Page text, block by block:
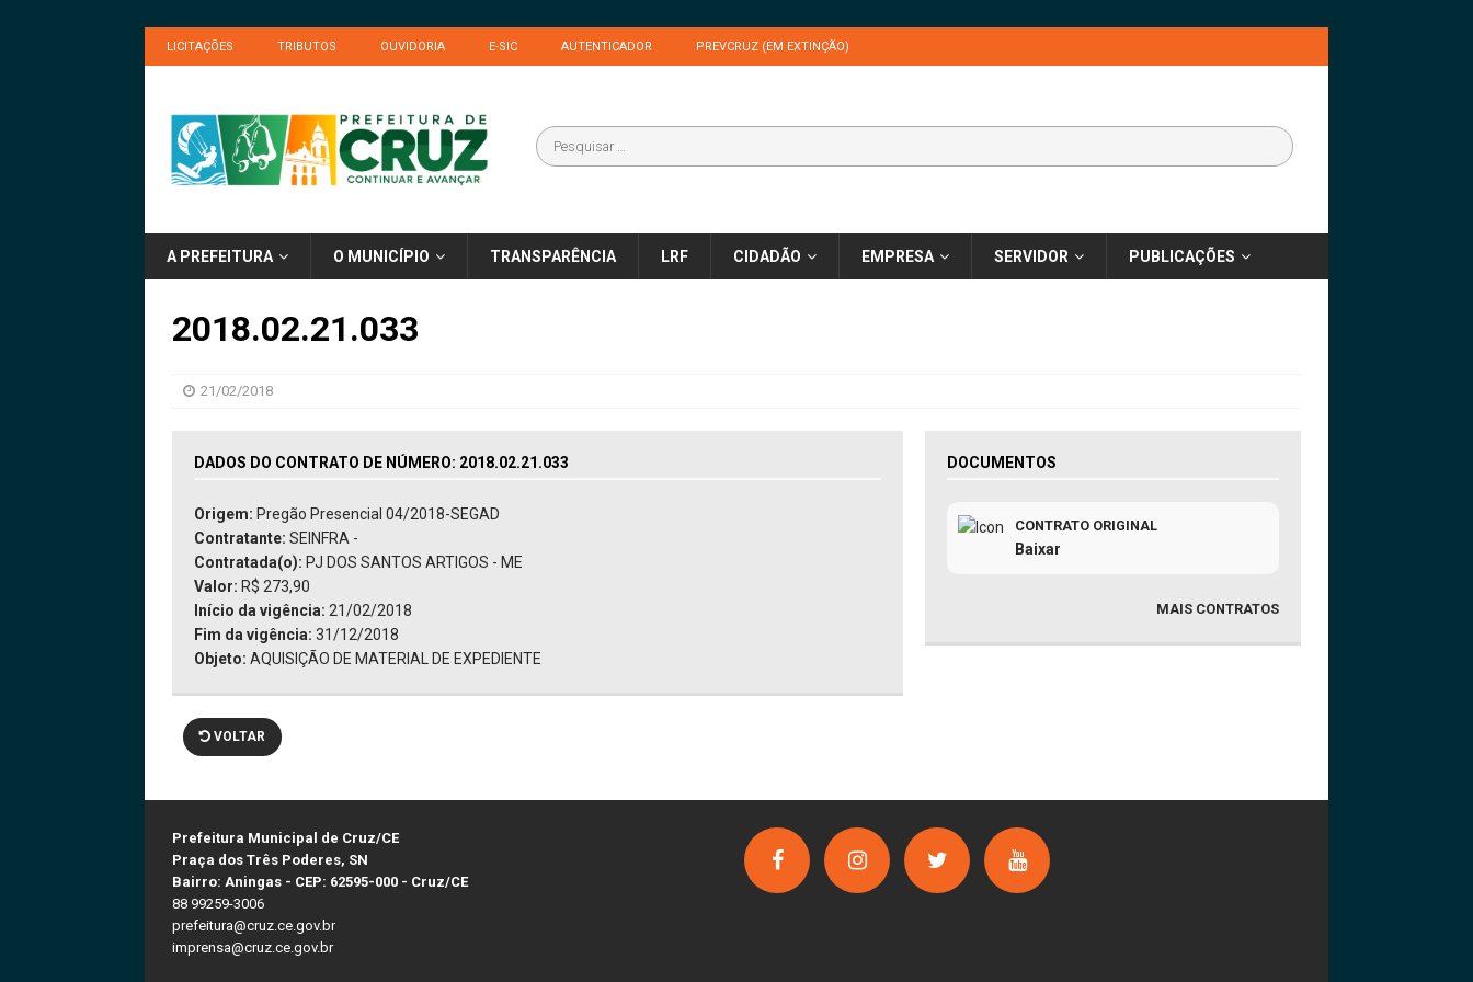
LICITAÇÕES TRIBUTOS OUVIDORIA E-SIC AUTENTICADOR PREVCRUZ (EM EXTINÇÃO)
A PREFEITURA O MUNICÍPIO TRANSPARÊNCIA LRF CIDADÃO EMPRESA SERVIDOR PUBLICAÇÕES
2018.02.21.033
21/02/2018
DADOS DO CONTRATO DE NÚMERO: 2018.02.21.033
Origem: Pregão Presencial 04/2018-SEGAD
Contratante: SEINFRA -
Contratada(o): PJ DOS SANTOS ARTIGOS - ME
Valor: R$ 273,90
Início da vigência: 21/02/2018
Fim da vigência: 31/12/2018
Objeto: AQUISIÇÃO DE MATERIAL DE EXPEDIENTE
DOCUMENTOS
CONTRATO ORIGINAL
Baixar
MAIS CONTRATOS
VOLTAR
Prefeitura Municipal de Cruz/CE
Praça dos Três Poderes, SN
Bairro: Aningas - CEP: 62595-000 - Cruz/CE
88 99259-3006
prefeitura@cruz.ce.gov.br
imprensa@cruz.ce.gov.br